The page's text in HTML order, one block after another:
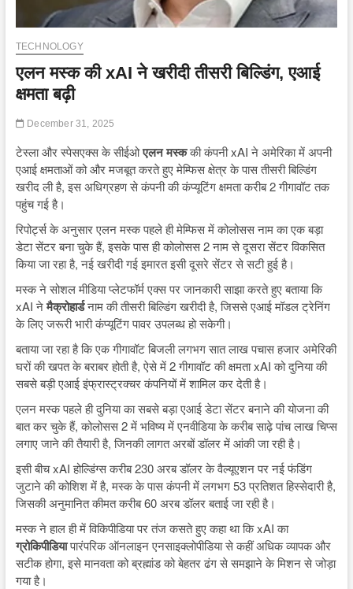
TECHNOLOGY
एलन मस्क की xAI ने खरीदी तीसरी बिल्डिंग, एआई
क्षमता बढ़ी
December 31, 2025
टेस्ला और स्पेसएक्स के सीईओएलन मस्ककी कंपनी xAI ने अमेरिका में अपनी
एआई क्षमताओं को और मजबूत करते हुए मेम्फिस क्षेत्र के पास तीसरी बिल्डिंग
खरीद ली है, इस अधिग्रहण से कंपनी की कंप्यूटिंग क्षमता करीब 2 गीगावॉट तक
पहुंच गई है।
रिपोर्ट्स के अनुसार एलन मस्क पहले ही मेम्फिस में कोलोसस नाम का एक बड़ा
डेटा सेंटर बना चुके हैं, इसके पास ही कोलोसस 2 नाम से दूसरा सेंटर विकसित
किया जा रहा है, नई खरीदी गई इमारत इसी दूसरे सेंटर से सटी हुई है।
मस्क ने सोशल मीडिया प्लेटफॉर्म एक्स पर जानकारी साझा करते हुए बताया कि
xAI नेमैक्रोहार्डनाम की तीसरी बिल्डिंग खरीदी है, जिससे एआई मॉडल ट्रेनिंग
के लिए जरूरी भारी कंप्यूटिंग पावर उपलब्ध हो सकेगी।
बताया जा रहा है कि एक गीगावॉट बिजली लगभग सात लाख पचास हजार अमेरिकी
घरों की खपत के बराबर होती है, ऐसे में 2 गीगावॉट की क्षमता xAI को दुनिया की
सबसे बड़ी एआई इंफ्रास्ट्रक्चर कंपनियों में शामिल कर देती है।
एलन मस्क पहले ही दुनिया का सबसे बड़ा एआई डेटा सेंटर बनाने की योजना की
बात कर चुके हैं, कोलोसस 2 में भविष्य में एनवीडिया के करीब साढ़े पांच लाख चिप्स
लगाए जाने की तैयारी है, जिनकी लागत अरबों डॉलर में आंकी जा रही है।
इसी बीच xAI होल्डिंग्स करीब 230 अरब डॉलर के वैल्यूएशन पर नई फंडिंग
जुटाने की कोशिश में है, मस्क के पास कंपनी में लगभग 53 प्रतिशत हिस्सेदारी है,
जिसकी अनुमानित कीमत करीब 60 अरब डॉलर बताई जा रही है।
मस्क ने हाल ही में विकिपीडिया पर तंज कसते हुए कहा था कि xAI का
ग्रोकिपीडियापारंपरिक ऑनलाइन एनसाइक्लोपीडिया से कहीं अधिक व्यापक और
सटीक होगा, इसे मानवता को ब्रह्मांड को बेहतर ढंग से समझाने के मिशन से जोड़ा
गया है।